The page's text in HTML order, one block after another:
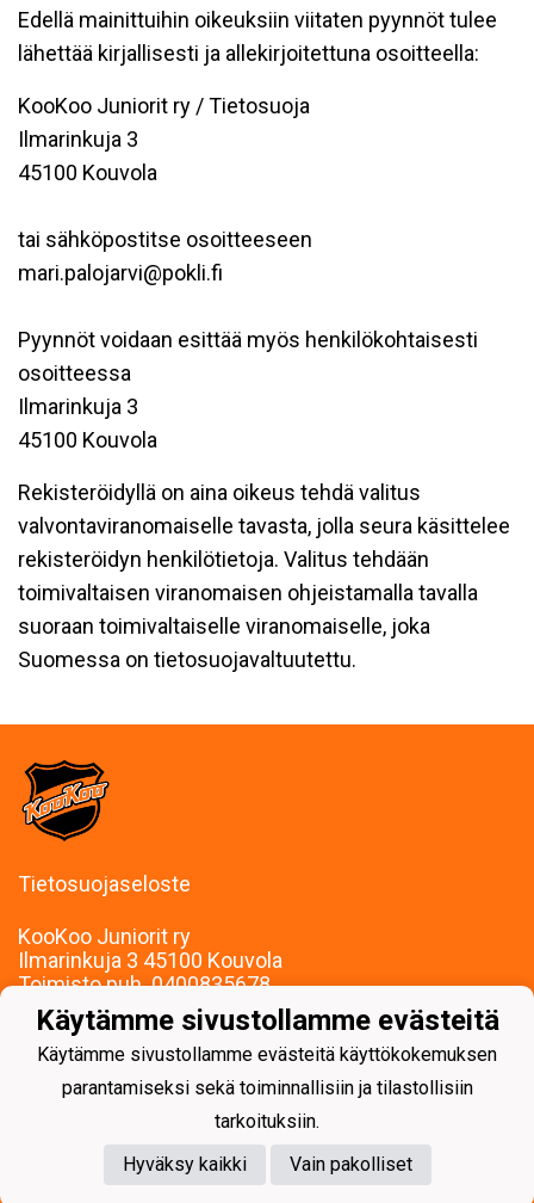
Edellä mainittuihin oikeuksiin viitaten pyynnöt tulee
lähettää kirjallisesti ja allekirjoitettuna osoitteella:
KooKoo Juniorit ry / Tietosuoja
Ilmarinkuja 3
45100 Kouvola
tai sähköpostitse osoitteeseen
mari.palojarvi@pokli.fi
Pyynnöt voidaan esittää myös henkilökohtaisesti
osoitteessa
Ilmarinkuja 3
45100 Kouvola
Rekisteröidyllä on aina oikeus tehdä valitus
valvontaviranomaiselle tavasta, jolla seura käsittelee
rekisteröidyn henkilötietoja. Valitus tehdään
toimivaltaisen viranomaisen ohjeistamalla tavalla
suoraan toimivaltaiselle viranomaiselle, joka
Suomessa on tietosuojavaltuutettu.
Tietosuojaseloste
KooKoo Juniorit ry
Ilmarinkuja 3 45100 Kouvola
Toimisto puh. 0400835678
mari.palojarvi@kookoojuniorit.fi
Toimisto palvelee:
Ma-To klo 9-15
Muina aikoina sopimuksen mukaan.
Käytämme sivustollamme evästeitä
Käytämme sivustollamme evästeitä käyttökokemuksen
parantamiseksi sekä toiminnallisiin ja tilastollisiin
tarkoituksiin.
Hyväksy kaikki
Vain pakolliset